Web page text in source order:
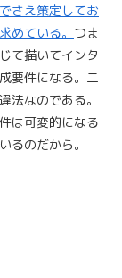
さえ策定してお
めている。 つま
て描いてインタ
要件になる。二
法なのである。
は可変的になる
るのだから。